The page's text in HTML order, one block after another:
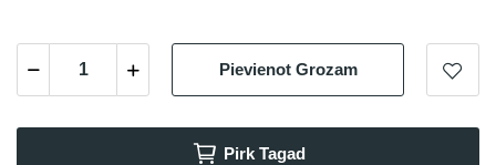
Pievienot Grozam
Pirk Tagad